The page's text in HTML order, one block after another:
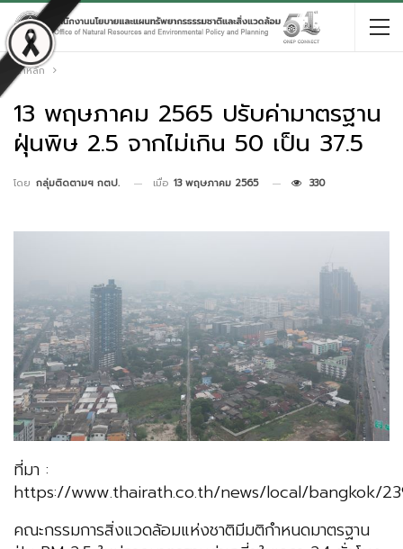
หน้าหลัก
13 พฤษภาคม 2565 ปรับค่ามาตรฐาน
ฝุ่นพิษ 2.5 จากไม่เกิน 50 เป็น 37.5
โดย กลุ่มติดตามฯ กตป. เมื่อ 13 พฤษภาคม 2565 330
ที่มา :
https://www.thairath.co.th/news/local/bangkok/
คณะกรรมการสิ่งแวดล้อมแห่งชาติมีมติกำหนดมาตรฐาน